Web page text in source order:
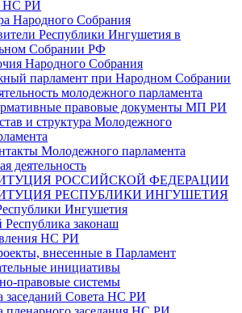
НС РИ
Народного Собрания
Республики Ингушетия в
Собрании РФ
Народного Собрания
парламент при Народном Собрании
молодежного парламента
правовые документы МП РИ
и структура Молодежного
Молодежного парламента
деятельность
РОССИЙСКОЙ ФЕДЕРАЦИИ
РЕСПУБЛИКИ ИНГУШЕТИЯ
Ингушетия
Республика законаш
НС РИ
внесенные в Парламент
инициативы
правовые системы
заседаний Совета НС РИ